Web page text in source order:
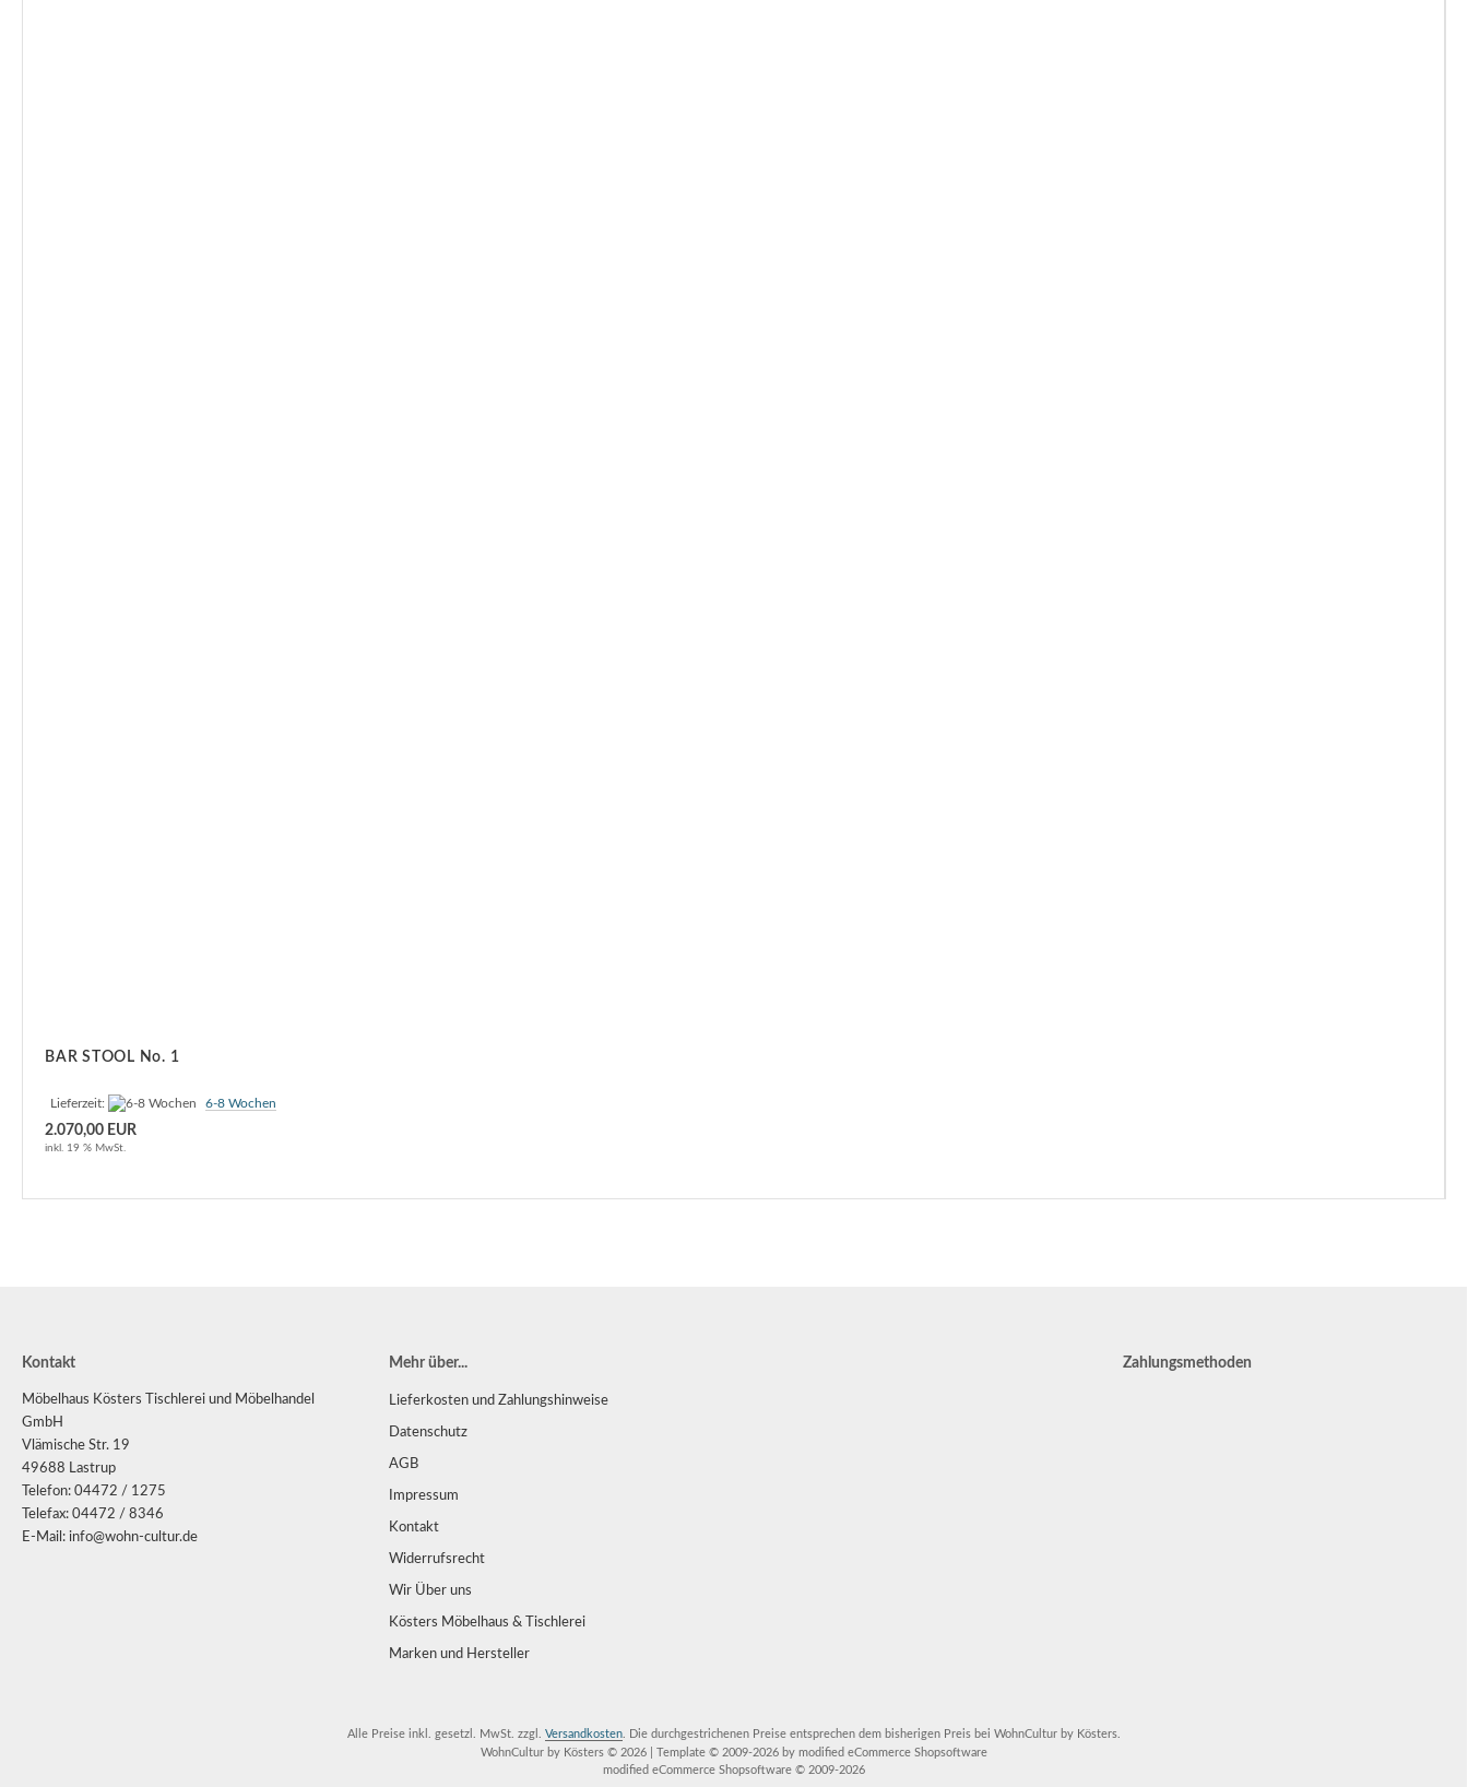
BAR STOOL No. 1
Lieferzeit: 6-8 Wochen
2.070,00 EUR
inkl. 19 % MwSt.
Kontakt
Möbelhaus Kösters Tischlerei und Möbelhandel
GmbH
Vlämische Str. 19
49688 Lastrup
Telefon: 04472 / 1275
Telefax: 04472 / 8346
E-Mail: info@wohn-cultur.de
Mehr über...
Lieferkosten und Zahlungshinweise
Datenschutz
AGB
Impressum
Kontakt
Widerrufsrecht
Wir Über uns
Kösters Möbelhaus & Tischlerei
Marken und Hersteller
Zahlungsmethoden
Alle Preise inkl. gesetzl. MwSt. zzgl. Versandkosten . Die durchgestrichenen Preise entsprechen dem bisherigen Preis bei WohnCultur by Kösters.
WohnCultur by Kösters © 2026 | Template © 2009-2026 by modified eCommerce Shopsoftware
modified eCommerce Shopsoftware © 2009-2026